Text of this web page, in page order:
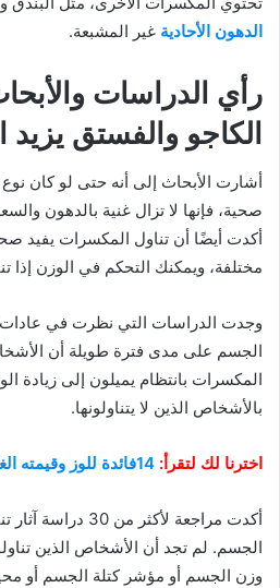
الدهون الأحادية غير المشبعة.
رأي الدراسات
الكاجو والفستق يزيد
أشارت الأبحاث إلى أنه حتى لو كان
صحية، فإنها لا تزال غنية بالدهون
أكدت أيضًا أن تناول المكسرات يفيد
مختلفة، ويمكنك التحكم في الوزن إذا
وجدت الدراسات التي نظرت في عادات
الجسم على مدى فترة طويلة أن
المكسرات بانتظام يميلون إلى زيادة
بالأشخاص الذين لا يتناولونها.
اخترنا لك لتقرأ: 14فائدة للوز وقيمته الغذائية لصحة الجسم
أكدت مراجعة لأكثر
الجسم. لم تجد أن الأشخاص الذين
وزن الجسم أو مؤشر كتلة الجسم أو